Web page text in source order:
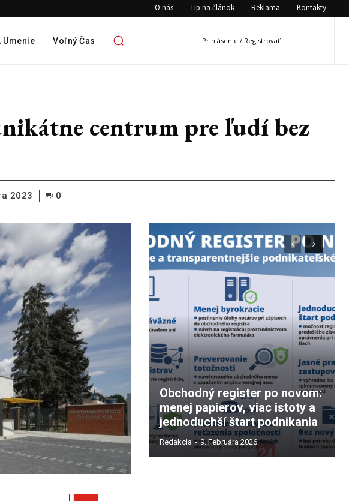
O nás Tip na článok Reklama Kontakty
Umenie Voľný Čas Prihlásenie / Registrovať
centrum pre ľudí bez
2023 0
Obchodný register po novom:
menej papierov, viac istoty a
jednoduchší štart podnikania
Redakcia - 9. Februára 2026